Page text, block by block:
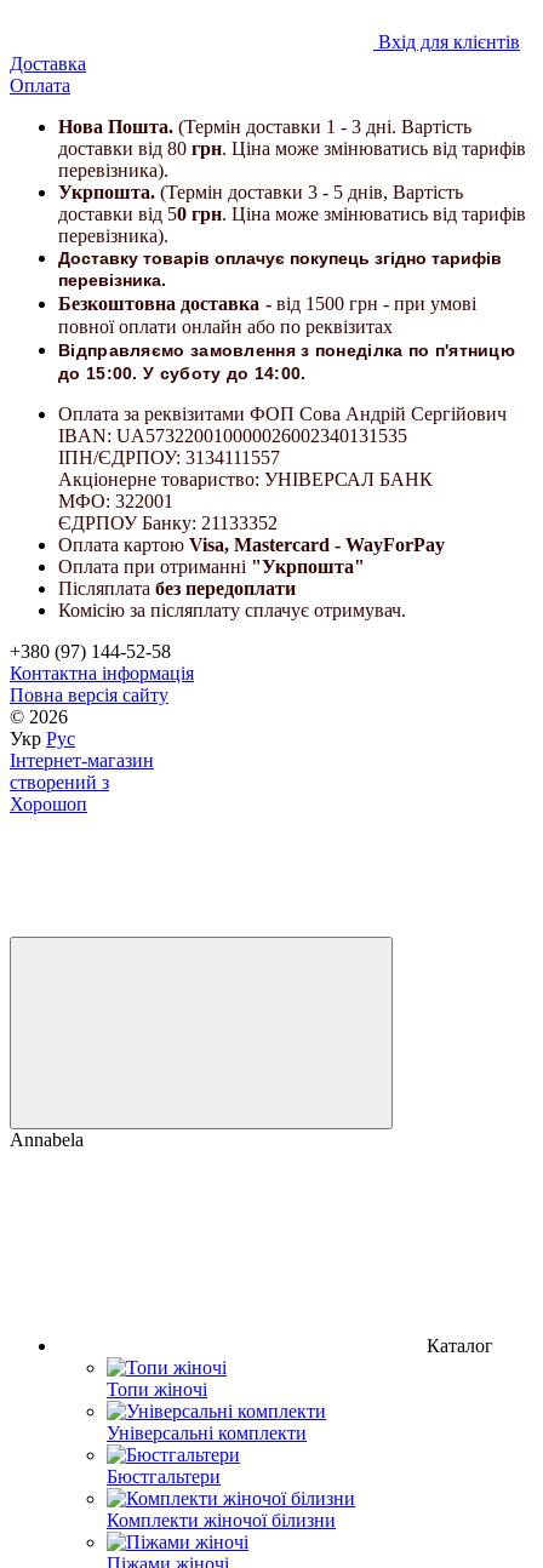
Вхід для клієнтів
Доставка
Оплата
Нова Пошта. (Термін доставки 1 - 3 дні. Вартість
доставки від 80 грн. Ціна може змінюватись від тарифів
перевізника).
Укрпошта. (Термін доставки 3 - 5 днів, Вартість
доставки від 50 грн. Ціна може змінюватись від тарифів
перевізника).
Доставку товарів оплачує покупець згідно тарифів
перевізника.
Безкоштовна доставка - від 1500 грн - при умові
повної оплати онлайн або по реквізитах
Відправляємо замовлення з понеділка по п'ятницю
до 15:00. У суботу до 14:00.
Оплата за реквізитами ФОП Сова Андрій Сергійович
IBAN: UA573220010000026002340131535
ІПН/ЄДРПОУ: 3134111557
Акціонерне товариство: УНІВЕРСАЛ БАНК
МФО: 322001
ЄДРПОУ Банку: 21133352
Оплата картою Visa, Mastercard - WayForPay
Оплата при отриманні "Укрпошта"
Післяплата без передоплати
Комісію за післяплату сплачує отримувач.
+380 (97) 144-52-58
Контактна інформація
Повна версія сайту
© 2026
Укр Рус
Інтернет-магазин
створений з
Хорошоп
Annabela
Каталог
Топи жіночі
Універсальні комплекти
Бюстгальтери
Комплекти жіночої білизни
Піжами жіночі